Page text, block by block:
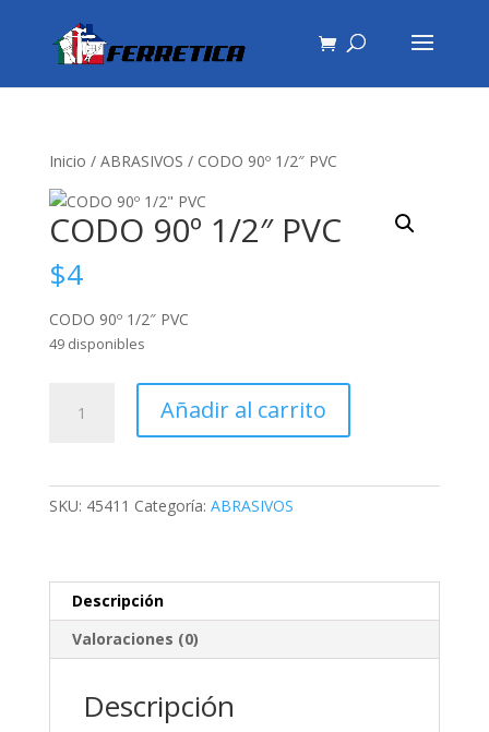
Inicio / ABRASIVOS / CODO 90º 1/2″ PVC
CODO 90º 1/2″ PVC
$4
CODO 90º 1/2″ PVC
49 disponibles
Añadir al carrito
SKU: 45411 Categoría: ABRASIVOS
Descripción
Valoraciones (0)
Descripción